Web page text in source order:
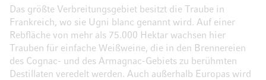
Das größte Verbreitungsgebiet besitzt die Traube in
Frankreich, wo sie Ugni blanc genannt wird. Auf einer
Rebfläche von mehr als 75.000 Hektar wachsen hier
Trauben für einfache Weißweine, die in den Brennereien
des Cognac- und des Armagnac-Gebiets zu berühmten
Destillaten veredelt werden. Auch außerhalb Europas wird